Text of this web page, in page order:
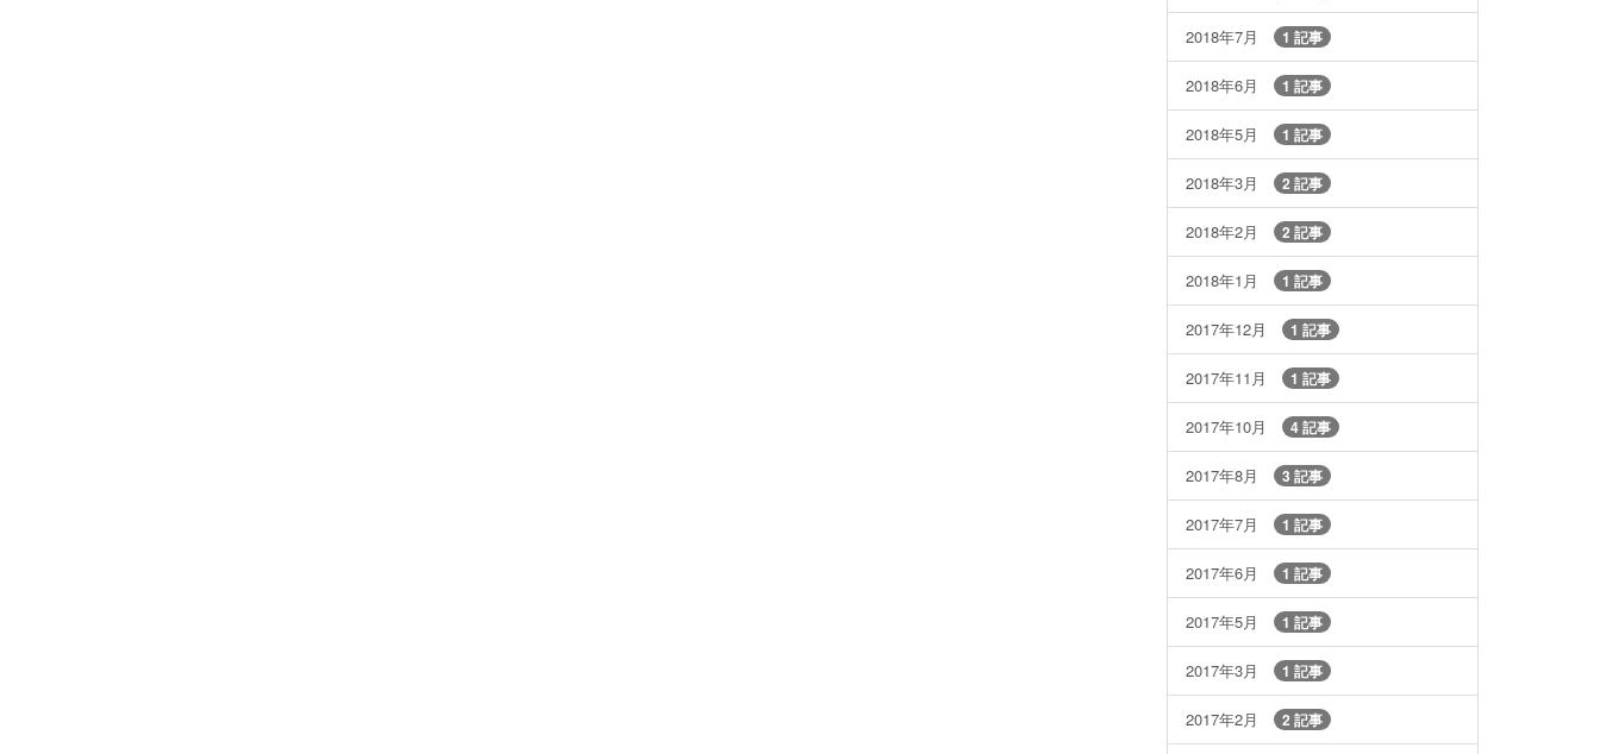
2018年7月 1 記事
2018年6月 1 記事
2018年5月 1 記事
2018年3月 2 記事
2018年2月 2 記事
2018年1月 1 記事
2017年12月 1 記事
2017年11月 1 記事
2017年10月 4 記事
2017年8月 3 記事
2017年7月 1 記事
2017年6月 1 記事
2017年5月 1 記事
2017年3月 1 記事
2017年2月 2 記事